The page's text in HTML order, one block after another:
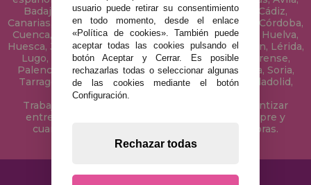
Badajoz, Baleares, Barcelona, Burgos, Cáceres, Cádiz,
Canarias, Cantabria, Castellón, Ceuta, Ciudad Real, Córdoba,
Cuenca, Gerona, Granada, Guadalajara, Guipúzcoa, Huelva,
Huesca, Jaén, La Coruña, La Rioja, Las Palmas, Leon, Lérida,
Lugo, Madrid, Málaga, Melilla, Murcia, Navarra, Orense,
Palencia, Pontevedra, Salamanca, Segovia, Sevilla, Soria,
Tarragona, Tenerife, Teruel, Toledo, Valencia, Valladolid,
Vizcaya, Zamora y Zaragoza.
Trabajamos con Stocks permanentes para garantizar
entregas rápidas en territorio peninsular, siempre y
cuando el pedido se realice antes de las 18 horas.
usuario puede retirar su consentimiento
en todo momento, desde el enlace
«Política de cookies». También puede
aceptar todas las cookies pulsando el
botón Aceptar y Cerrar. Es posible
rechazarlas todas o seleccionar algunas
de las cookies mediante el botón
Configuración.
Rechazar todas